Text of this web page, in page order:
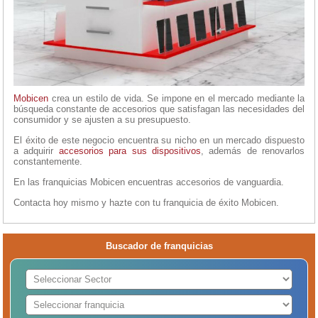
Mobicen crea un estilo de vida. Se impone en el mercado mediante la
búsqueda constante de accesorios que satisfagan las necesidades del
consumidor y se ajusten a su presupuesto.
El éxito de este negocio encuentra su nicho en un mercado dispuesto
a adquirir accesorios para sus dispositivos , además de renovarlos
constantemente.
En las franquicias Mobicen encuentras accesorios de vanguardia.
Contacta hoy mismo y hazte con tu franquicia de éxito Mobicen.
Buscador de franquicias